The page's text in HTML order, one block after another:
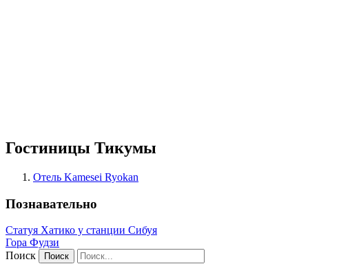
Гостиницы Тикумы
Отель Kamesei Ryokan
Познавательно
Статуя Хатико у станции Сибуя
Гора Фудзи
Поиск